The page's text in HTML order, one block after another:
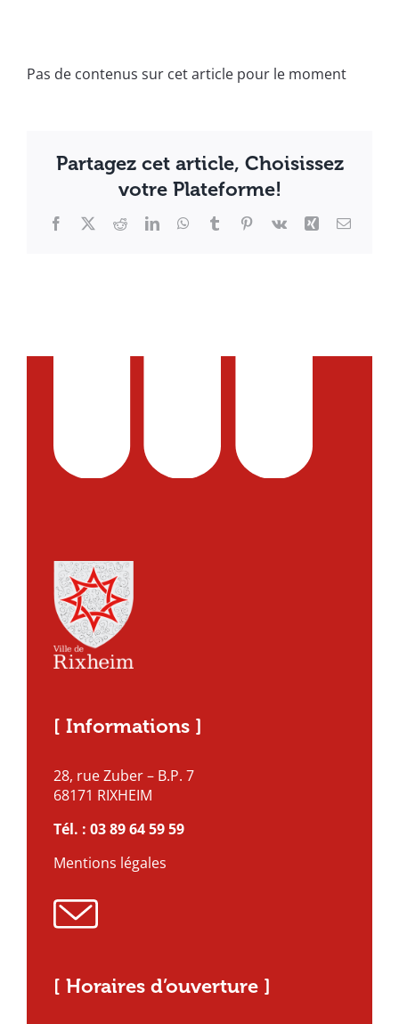
Pas de contenus sur cet article pour le moment
Partagez cet article, Choisissez
votre Plateforme!
Facebook
X RedditLinkedInWhatsApp
TumblrPinterest
Vk Xing Email
[ Informations ]
28, rue Zuber – B.P. 7
68171 RIXHEIM
Tél. : 03 89 64 59 59
Mentions légales
[ Horaires d’ouverture ]